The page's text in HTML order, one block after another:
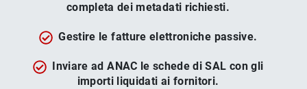
completa dei metadati richiesti.
Gestire le fatture elettroniche passive.
Inviare ad ANAC le schede di SAL con gli
importi liquidati ai fornitori.